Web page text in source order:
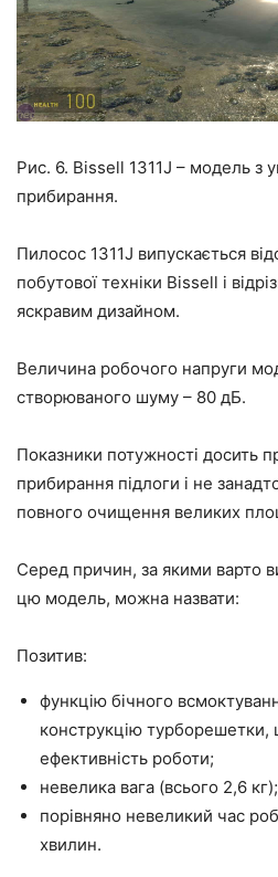
Рис. 6. Bissell 1311J – модель з
прибирання.
Пилосос 1311J випускається
побутової техніки Bissell і
яскравим дизайном.
Величина робочого напруги
створюваного шуму – 80 дБ.
Показники потужності досить
прибирання підлоги і не
повного очищення великих
Серед причин, за якими варто
цю модель, можна назвати:
Позитив:
функцію бічного
конструкцію
ефективність роботи;
невелика вага (всього 2,6 кг);
порівняно невеликий час
хвилин.